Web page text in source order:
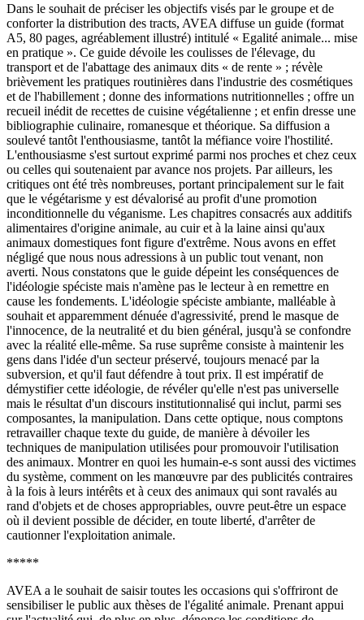
Dans le souhait de préciser les objectifs visés par le groupe et de
conforter la distribution des tracts, AVEA diffuse un guide (format
A5, 80 pages, agréablement illustré) intitulé « Egalité animale... mise
en pratique ». Ce guide dévoile les coulisses de l'élevage, du
transport et de l'abattage des animaux dits « de rente » ; révèle
brièvement les pratiques routinières dans l'industrie des cosmétiques
et de l'habillement ; donne des informations nutritionnelles ; offre un
recueil inédit de recettes de cuisine végétalienne ; et enfin dresse une
bibliographie culinaire, romanesque et théorique. Sa diffusion a
soulevé tantôt l'enthousiasme, tantôt la méfiance voire l'hostilité.
L'enthousiasme s'est surtout exprimé parmi nos proches et chez ceux
ou celles qui soutenaient par avance nos projets. Par ailleurs, les
critiques ont été très nombreuses, portant principalement sur le fait
que le végétarisme y est dévalorisé au profit d'une promotion
inconditionnelle du véganisme. Les chapitres consacrés aux additifs
alimentaires d'origine animale, au cuir et à la laine ainsi qu'aux
animaux domestiques font figure d'extrême. Nous avons en effet
négligé que nous nous adressions à un public tout venant, non
averti. Nous constatons que le guide dépeint les conséquences de
l'idéologie spéciste mais n'amène pas le lecteur à en remettre en
cause les fondements. L'idéologie spéciste ambiante, malléable à
souhait et apparemment dénuée d'agressivité, prend le masque de
l'innocence, de la neutralité et du bien général, jusqu'à se confondre
avec la réalité elle-même. Sa ruse suprême consiste à maintenir les
gens dans l'idée d'un secteur préservé, toujours menacé par la
subversion, et qu'il faut défendre à tout prix. Il est impératif de
démystifier cette idéologie, de révéler qu'elle n'est pas universelle
mais le résultat d'un discours institutionnalisé qui inclut, parmi ses
composantes, la manipulation. Dans cette optique, nous comptons
retravailler chaque texte du guide, de manière à dévoiler les
techniques de manipulation utilisées pour promouvoir l'utilisation
des animaux. Montrer en quoi les humain-e-s sont aussi des victimes
du système, comment on les manœuvre par des publicités contraires
à la fois à leurs intérêts et à ceux des animaux qui sont ravalés au
rand d'objets et de choses appropriables, ouvre peut-être un espace
où il devient possible de décider, en toute liberté, d'arrêter de
cautionner l'exploitation animale.
*****
AVEA a le souhait de saisir toutes les occasions qui s'offriront de
sensibiliser le public aux thèses de l'égalité animale. Prenant appui